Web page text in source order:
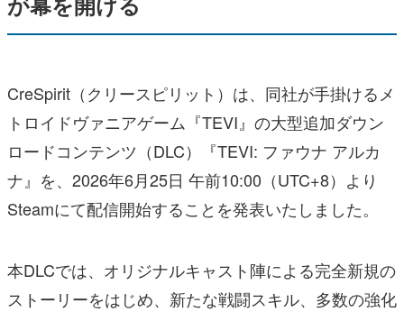
CreSpirit（クリースピリット）は、同社が手掛けるメ
トロイドヴァニアゲーム『TEVI』の大型追加ダウン
ロードコンテンツ（DLC）『TEVI: ファウナ アルカ
ナ』を、2026年6月25日 午前10:00（UTC+8）より
Steamにて配信開始することを発表いたしました。
本DLCでは、オリジナルキャスト陣による完全新規の
ストーリーをはじめ、新たな戦闘スキル、多数の強化